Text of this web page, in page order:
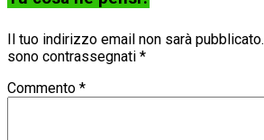
Il tuo indirizzo email non sarà pubblicato.
sono contrassegnati *
Commento *